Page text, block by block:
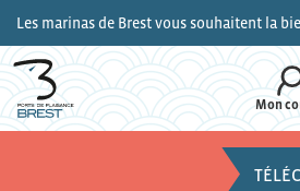
Brest vous souhaitent la bienvenue !
Mon